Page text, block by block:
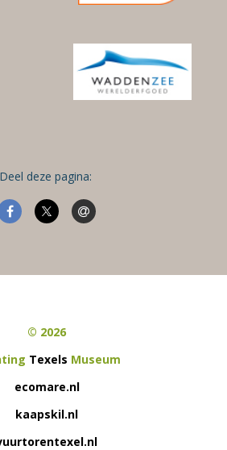
Deel deze pagina:
© 2026
Texels Museum
ecomare.nl
kaapskil.nl